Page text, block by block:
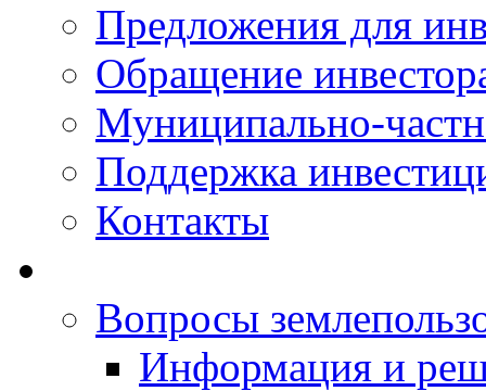
Предложения для
Обращение
Муниципально-
Поддержка
Контакты
Вопросы
Информация и